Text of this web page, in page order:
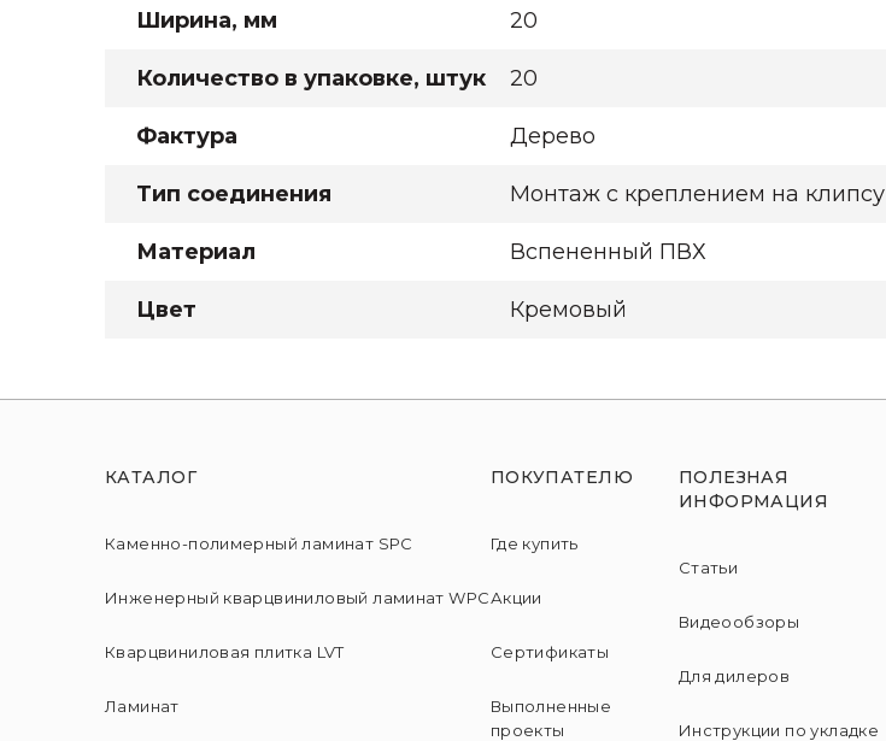
Ширина, мм 20
Количество в упаковке, штук 20
Фактура Дерево
Тип соединения Монтаж с креплением на клипсу
Материал Вспененный ПВХ
Цвет Кремовый
КАТАЛОГ
Каменно-полимерный ламинат SPC
Инженерный кварцвиниловый ламинат WPC
Кварцвиниловая плитка LVT
Ламинат
ПОКУПАТЕЛЮ
Где купить
Акции
Сертификаты
Выполненные
проекты
ПОЛЕЗНАЯ
ИНФОРМАЦИЯ
Статьи
Видеообзоры
Для дилеров
Инструкции по укладке